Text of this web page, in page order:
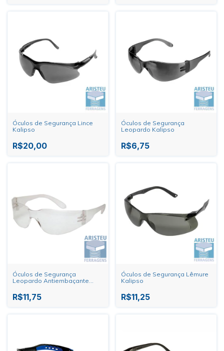
Óculos de Segurança Lince
Kalipso
R$20,00
Óculos de Segurança
Leopardo Kalipso
R$6,75
Óculos de Segurança
Leopardo Antiembaçante
R$11,75
Óculos de Segurança Lêmure
Kalipso
R$11,25